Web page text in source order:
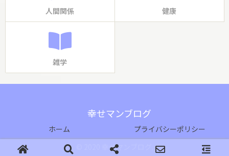
人間関係 健康
雑学
幸せマンブログ
ホーム
プライバシーポリシー
© 2020 幸せマンブログ.